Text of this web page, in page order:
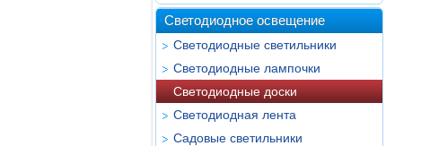
Светодиодное освещение
Светодиодные светильники
Светодиодные лампочки
Светодиодные доски
Светодиодная лента
Садовые светильники